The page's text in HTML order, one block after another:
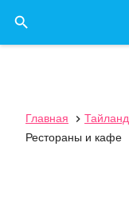

Главная  Тайланд
Рестораны и кафе